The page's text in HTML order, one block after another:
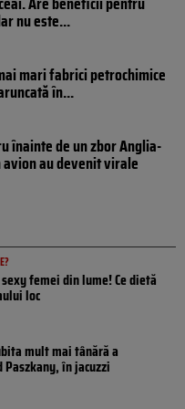
nu este...
mari fabrici petrochimice
în...
înainte de un zbor Anglia-
avion au devenit virale
femei din lume! Ce dietă
loc
mult mai tânără a
în jacuzzi